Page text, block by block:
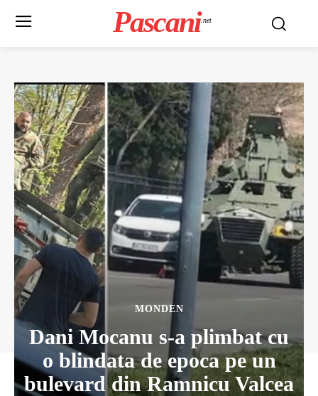
Pascani .net
MONDEN
Dani Mocanu s-a plimbat cu
o blindata de epoca pe un
bulevard din Ramnicu Valcea